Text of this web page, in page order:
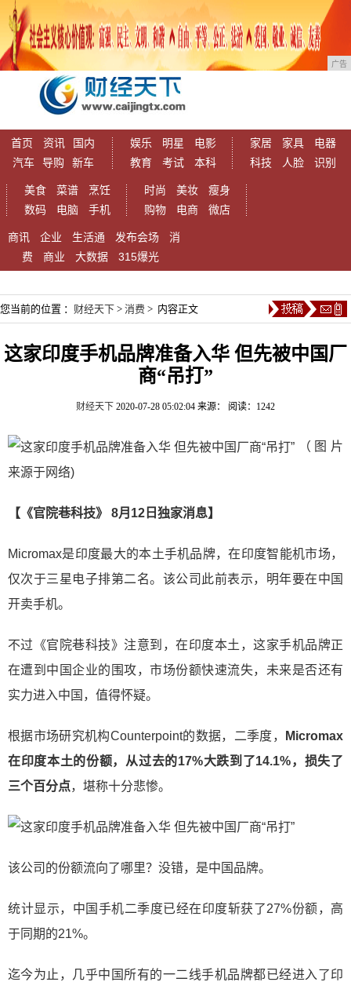
广告
首页 资讯
国内
汽车
导购 新车
娱乐 明星
电影
教育
考试 本科
家居 家具
电器
科技
人脸 识别
美食 菜谱
烹饪
数码
电脑 手机
时尚 美妆
瘦身
购物
电商 微店
商讯 企业 生活通 发布会场
消
费
商业 大数据 315爆光
您当前的位置 ： 财经天下 > 消费 > 内容正文
这家印度手机品牌准备入华 但先被中国厂
商“吊打”
财经天下 2020-07-28 05:02:04 来源： 阅读：1242
（图片
来源于网络)
【《官院巷科技》 8月12日独家消息】
Micromax是印度最大的本土手机品牌，在印度智能机市场，
仅次于三星电子排第二名。该公司此前表示，明年要在中国
开卖手机。
不过《官院巷科技》注意到，在印度本土，这家手机品牌正
在遭到中国企业的围攻，市场份额快速流失，未来是否还有
实力进入中国，值得怀疑。
根据市场研究机构Counterpoint的数据，二季度，
Micromax
在印度本土的份额，从过去的17%大跌到了14.1%，损失了
三个百分点，堪称十分悲惨。
该公司的份额流向了哪里？没错，是中国品牌。
统计显示，中国手机二季度已经在印度斩获了27%份额，高
于同期的21%。
迄今为止，几乎中国所有的一二线手机品牌都已经进入了印